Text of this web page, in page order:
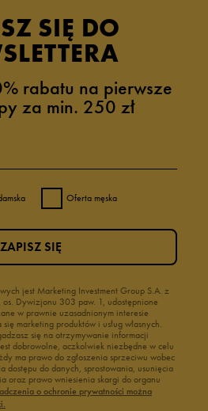
SIĘ DO
rabatu na pierwsze
za min. 250 zł
Oferta męska
jest Marketing Investment Group S.A. z
Dywizjonu 303 paw. 1, udostępnione
w prawnie uzasadnionym interesie
marketing produktów i usług własnych.
się na otrzymywanie informacji
dobrowolne, aczkolwiek niezbędne w celu
ma prawo do zgłoszenia sprzeciwu wobec
dostępu do danych, sprostowania, usunięcia
oraz prawo wniesienia skargi do organu
o ochronie prywatności można
ZAPISZ SIĘ